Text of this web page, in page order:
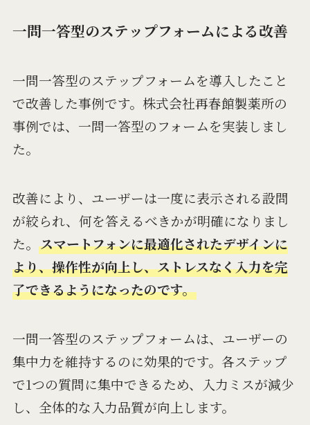
一問一答型のステップフォームによる改善
一問一答型のステップフォームを導入したこと
で改善した事例です。株式会社再春館製薬所の
事例では、一問一答型のフォームを実装しまし
た。
改善により、ユーザーは一度に表示される設問
が絞られ、何を答えるべきかが明確になりまし
た。 スマートフォンに最適化されたデザインに
より、操作性が向上し、ストレスなく入力を完
了できるようになったのです。
一問一答型のステップフォームは、ユーザーの
集中力を維持するのに効果的です。各ステップ
で1つの質問に集中できるため、入力ミスが減少
し、全体的な入力品質が向上します。